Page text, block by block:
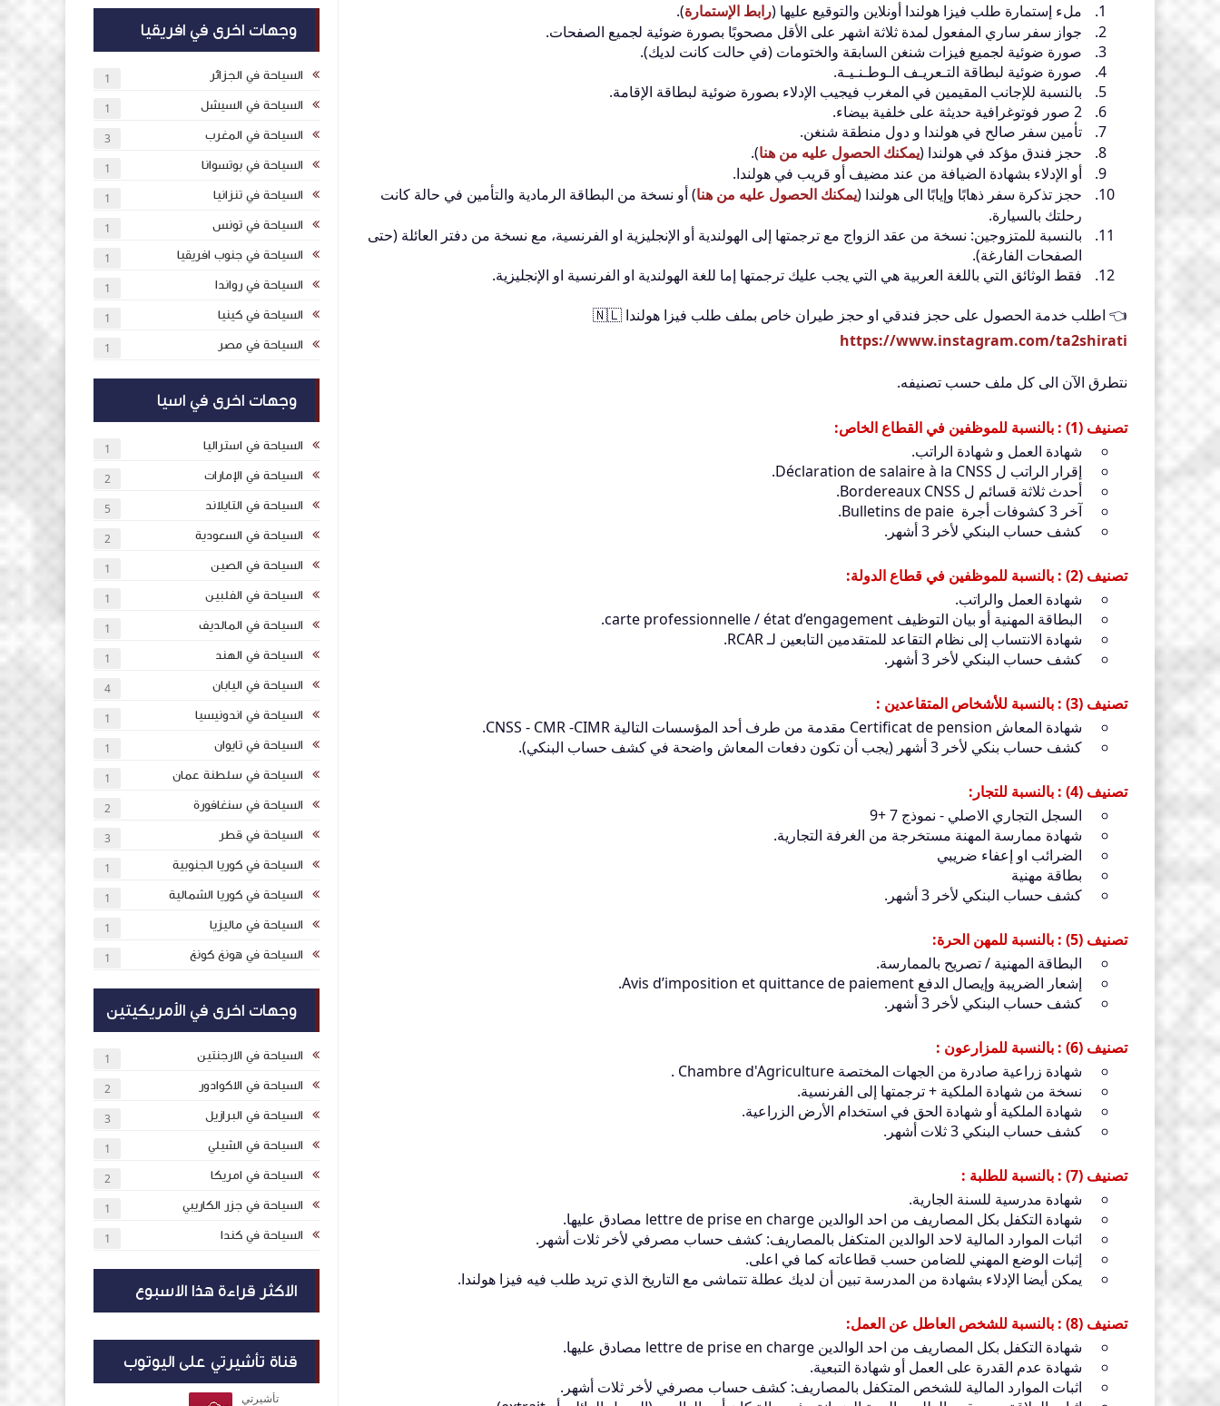
ملء إستمارة طلب فيزا هولندا أونلاين والتوقيع عليها (رابط الإستمارة).
جواز سفر ساري المفعول لمدة ثلاثة اشهر على الأقل مصحوبًا بصورة ضوئية لجميع الصفحات.
صورة ضوئية لجميع فيزات شنغن السابقة والختومات (في حالت كانت لديك).
صورة ضوئية لبطاقة التـعريـف الـوطـنـيـة.
بالنسبة للإجانب المقيمين في المغرب فيجيب الإدلاء بصورة ضوئية لبطاقة الإقامة.
2 صور فوتوغرافية حديثة على خلفية بيضاء.
تأمين سفر صالح في هولندا و دول منطقة شنغن.
حجز فندق مؤكد في هولندا (يمكنك الحصول عليه من هنا).
أو الإدلاء بشهادة الضيافة من عند مضيف أو قريب في هولندا.
حجز تذكرة سفر ذهابًا وإيابًا الى هولندا (يمكنك الحصول عليه من هنا) أو نسخة من البطاقة الرمادية والتأمين في حالة كانت
رحلتك بالسيارة.
بالنسبة للمتزوجين: نسخة من عقد الزواج مع ترجمتها إلى الهولندية أو الإنجليزية او الفرنسية، مع نسخة من دفتر العائلة (حتى
الصفحات الفارغة).
فقط الوثائق التي باللغة العربية هي التي يجب عليك ترجمتها إما للغة الهولندية او الفرنسية او الإنجليزية.
👈 اطلب خدمة الحصول على حجز فندقي او حجز طيران خاص بملف طلب فيزا هولندا 🇳🇱
https://www.instagram.com/ta2shirati
نتطرق الآن الى كل ملف حسب تصنيفه.
تصنيف (1) : بالنسبة للموظفين في القطاع الخاص:
شهادة العمل و شهادة الراتب.
إقرار الراتب ل ⁯Déclaration de salaire à la CNSS.
أحدث ثلاثة قسائم ل Bordereaux CNSS.
آخر 3 كشوفات أجرة Bulletins de paie.
كشف حساب البنكي لأخر 3 أشهر.
تصنيف (2) : بالنسبة للموظفين في قطاع الدولة:
شهادة العمل والراتب.
البطاقة المهنية أو بيان التوظيف carte professionnelle / état d’engagement.
شهادة الانتساب إلى نظام التقاعد للمتقدمين التابعين لـ RCAR.
كشف حساب البنكي لأخر 3 أشهر.
تصنيف (3) : بالنسبة للأشخاص المتقاعدين :
شهادة المعاش Certificat de pension مقدمة من طرف أحد المؤسسات التالية CNSS - CMR -CIMR.
كشف حساب بنكي لأخر 3 أشهر (يجب أن تكون دفعات المعاش واضحة في كشف حساب البنكي).
تصنيف (4) : بالنسبة للتجار:
السجل التجاري الاصلي - نموذج 7 +9
شهادة ممارسة المهنة مستخرجة من الغرفة التجارية.
الضرائب او إعفاء ضريبي
بطاقة مهنية
كشف حساب البنكي لأخر 3 أشهر.
تصنيف (5) : بالنسبة للمهن الحرة:
البطاقة المهنية / تصريح بالممارسة.
إشعار الضريبة وإيصال الدفع Avis d’imposition et quittance de paiement.
كشف حساب البنكي لأخر 3 أشهر.
تصنيف (6) : بالنسبة للمزارعون :
شهادة زراعية صادرة من الجهات المختصة Chambre d'Agriculture .
نسخة من شهادة الملكية + ترجمتها إلى الفرنسية.
شهادة الملكية أو شهادة الحق في استخدام الأرض الزراعية.
كشف حساب البنكي 3 ثلات أشهر.
تصنيف (7) : بالنسبة للطلبة :
شهادة مدرسية للسنة الجارية.
شهادة التكفل بكل المصاريف من احد الوالدين lettre de prise en charge مصادق عليها.
اثبات الموارد المالية لاحد الوالدين المتكفل بالمصاريف: كشف حساب مصرفي لأخر ثلات أشهر.
إثبات الوضع المهني للضامن حسب قطاعاته كما في اعلى.
يمكن أيضا الإدلاء بشهادة من المدرسة تبين أن لديك عطلة تتماشى مع التاريخ الذي تريد طلب فيه فيزا هولندا.
تصنيف (8) : بالنسبة للشخص العاطل عن العمل:
شهادة التكفل بكل المصاريف من احد الوالدين lettre de prise en charge مصادق عليها.
شهادة عدم القدرة على العمل أو شهادة التبعية.
اثبات الموارد المالية للشخص المتكفل بالمصاريف: كشف حساب مصرفي لأخر ثلات أشهر.
وجهات اخرى في افريقيا
السياحة في الجزائر 1
السياحة في السيشل 1
السياحة في المغرب 3
السياحة في بوتسوانا 1
السياحة في تنزانيا 1
السياحة في تونس 1
السياحة في جنوب افريقيا 1
السياحة في رواندا 1
السياحة في كينيا 1
السياحة في مصر 1
وجهات اخرى في اسيا
السياحة في استراليا 1
السياحة في الإمارات 2
السياحة في التايلاند 5
السياحة في السعودية 2
السياحة في الصين 1
السياحة في الفلبين 1
السياحة في المالديف 1
السياحة في الهند 1
السياحة في اليابان 4
السياحة في اندونيسيا 1
السياحة في تايوان 1
السياحة في سلطنة عمان 1
السياحة في سنغافورة 2
السياحة في قطر 3
السياحة في كوريا الجنوبية 1
السياحة في كوريا الشمالية 1
السياحة في ماليزيا 1
السياحة في هونغ كونغ 1
وجهات اخرى في الأمريكيتين
السياحة في الارجنتين 1
السياحة في الاكوادور 2
السياحة في البرازيل 3
السياحة في الشيلي 1
السياحة في امريكا 2
السياحة في جزر الكاريبي 1
السياحة في كندا 1
الاكثر قراءة هذا الاسبوع
قناة تأشيرتي على اليوتوب